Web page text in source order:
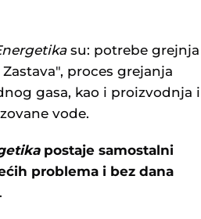
su: potrebe grejnja
proces grejanja
gasa, kao i proizvodnja i
vode.
postaje samostalni
problema i bez dana